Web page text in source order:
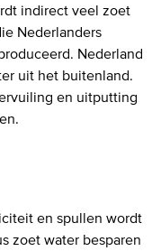
indirect veel zoet
Nederlanders
Nederland
uit het buitenland.
en uitputting
en spullen wordt
zoet water besparen